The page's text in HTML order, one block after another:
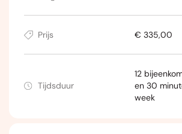
Prijs € 335,00
Tijdsduur
12
en 30
week